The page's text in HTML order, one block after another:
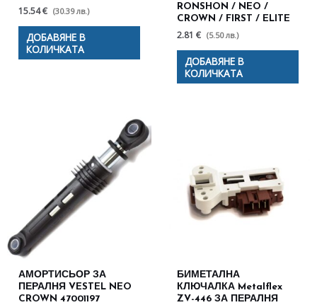
15.54 € (30.39 лв.)
ДОБАВЯНЕ В
КОЛИЧКАТА
RONSHON / NEO /
CROWN / FIRST / ELITE
2.81 € (5.50 лв.)
ДОБАВЯНЕ В
КОЛИЧКАТА
АМОРТИСЬОР ЗА
ПЕРАЛНЯ VESTEL NEO
CROWN 47001197
БИМЕТАЛНА
КЛЮЧАЛКА Metalflex
ZV-446 ЗА ПЕРАЛНЯ